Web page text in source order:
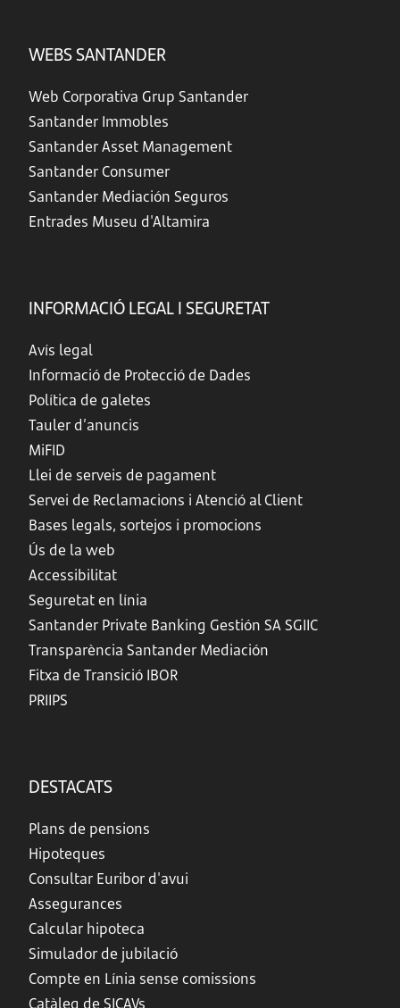
WEBS SANTANDER
Web Corporativa Grup Santander
Santander Immobles
Santander Asset Management
Santander Consumer
Santander Mediación Seguros
Entrades Museu d'Altamira
INFORMACIÓ LEGAL I SEGURETAT
Avís legal
Informació de Protecció de Dades
Política de galetes
Tauler d’anuncis
MiFID
Llei de serveis de pagament
Servei de Reclamacions i Atenció al Client
Bases legals, sortejos i promocions
Ús de la web
Accessibilitat
Seguretat en línia
Santander Private Banking Gestión SA SGIIC
Transparència Santander Mediación
Fitxa de Transició IBOR
PRIIPS
DESTACATS
Plans de pensions
Hipoteques
Consultar Euribor d'avui
Assegurances
Calcular hipoteca
Simulador de jubilació
Compte en Línia sense comissions
Catàleg de SICAVs